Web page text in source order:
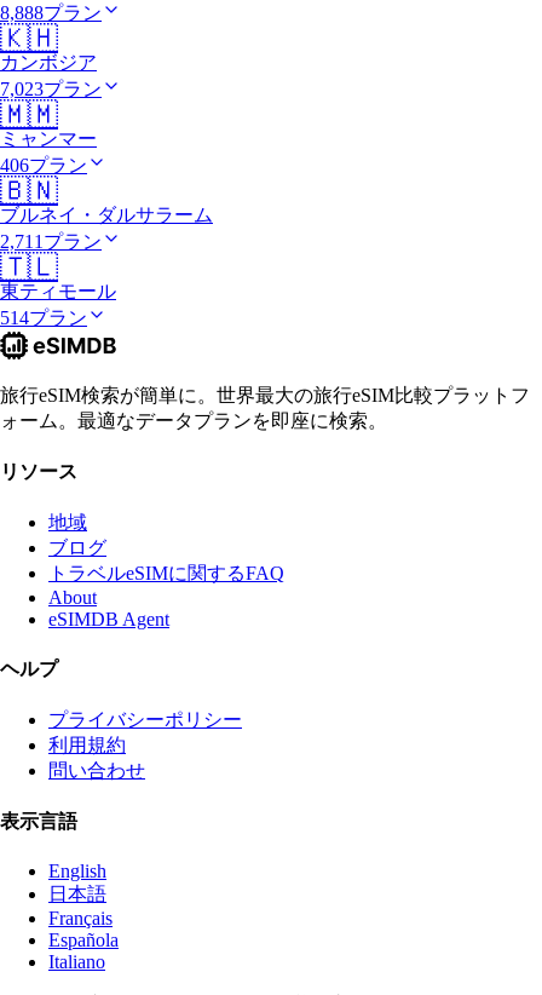
8,888プラン
🇰🇭
カンボジア
7,023プラン
🇲🇲
ミャンマー
406プラン
🇧🇳
ブルネイ・ダルサラーム
2,711プラン
🇹🇱
東ティモール
514プラン
旅行eSIM検索が簡単に。世界最大の旅行eSIM比較プラットフ
ォーム。最適なデータプランを即座に検索。
リソース
地域
ブログ
トラベルeSIMに関するFAQ
About
eSIMDB Agent
ヘルプ
プライバシーポリシー
利用規約
問い合わせ
表示言語
English
日本語
Français
Española
Italiano